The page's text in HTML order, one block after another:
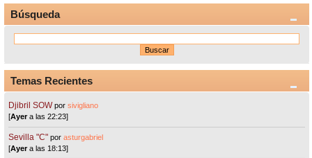
Búsqueda
Temas Recientes
Djibril SOW porsivigliano
[Ayera las 22:23]
Sevilla "C"porasturgabriel
[Ayera las 18:13]